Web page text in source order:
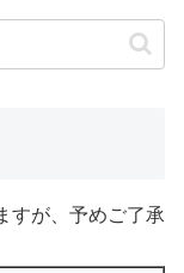
すが、予めご了承